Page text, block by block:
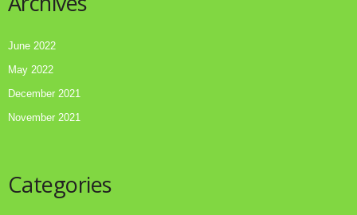
June 2022
May 2022
December 2021
November 2021
Categories